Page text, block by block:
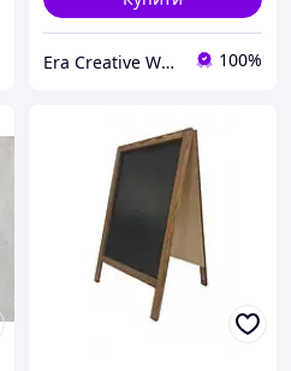
Era Creative Wood 100%